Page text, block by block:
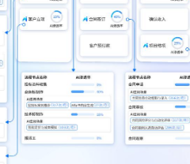
前流程所处阶段
消耗等指标数据，定位瓶颈并提供流程
拖拽、参数设置等方式即可快速定义业